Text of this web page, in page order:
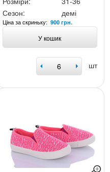
Сезон:
демі
Ціна за скриньку:900 грн.
У кошик
шт